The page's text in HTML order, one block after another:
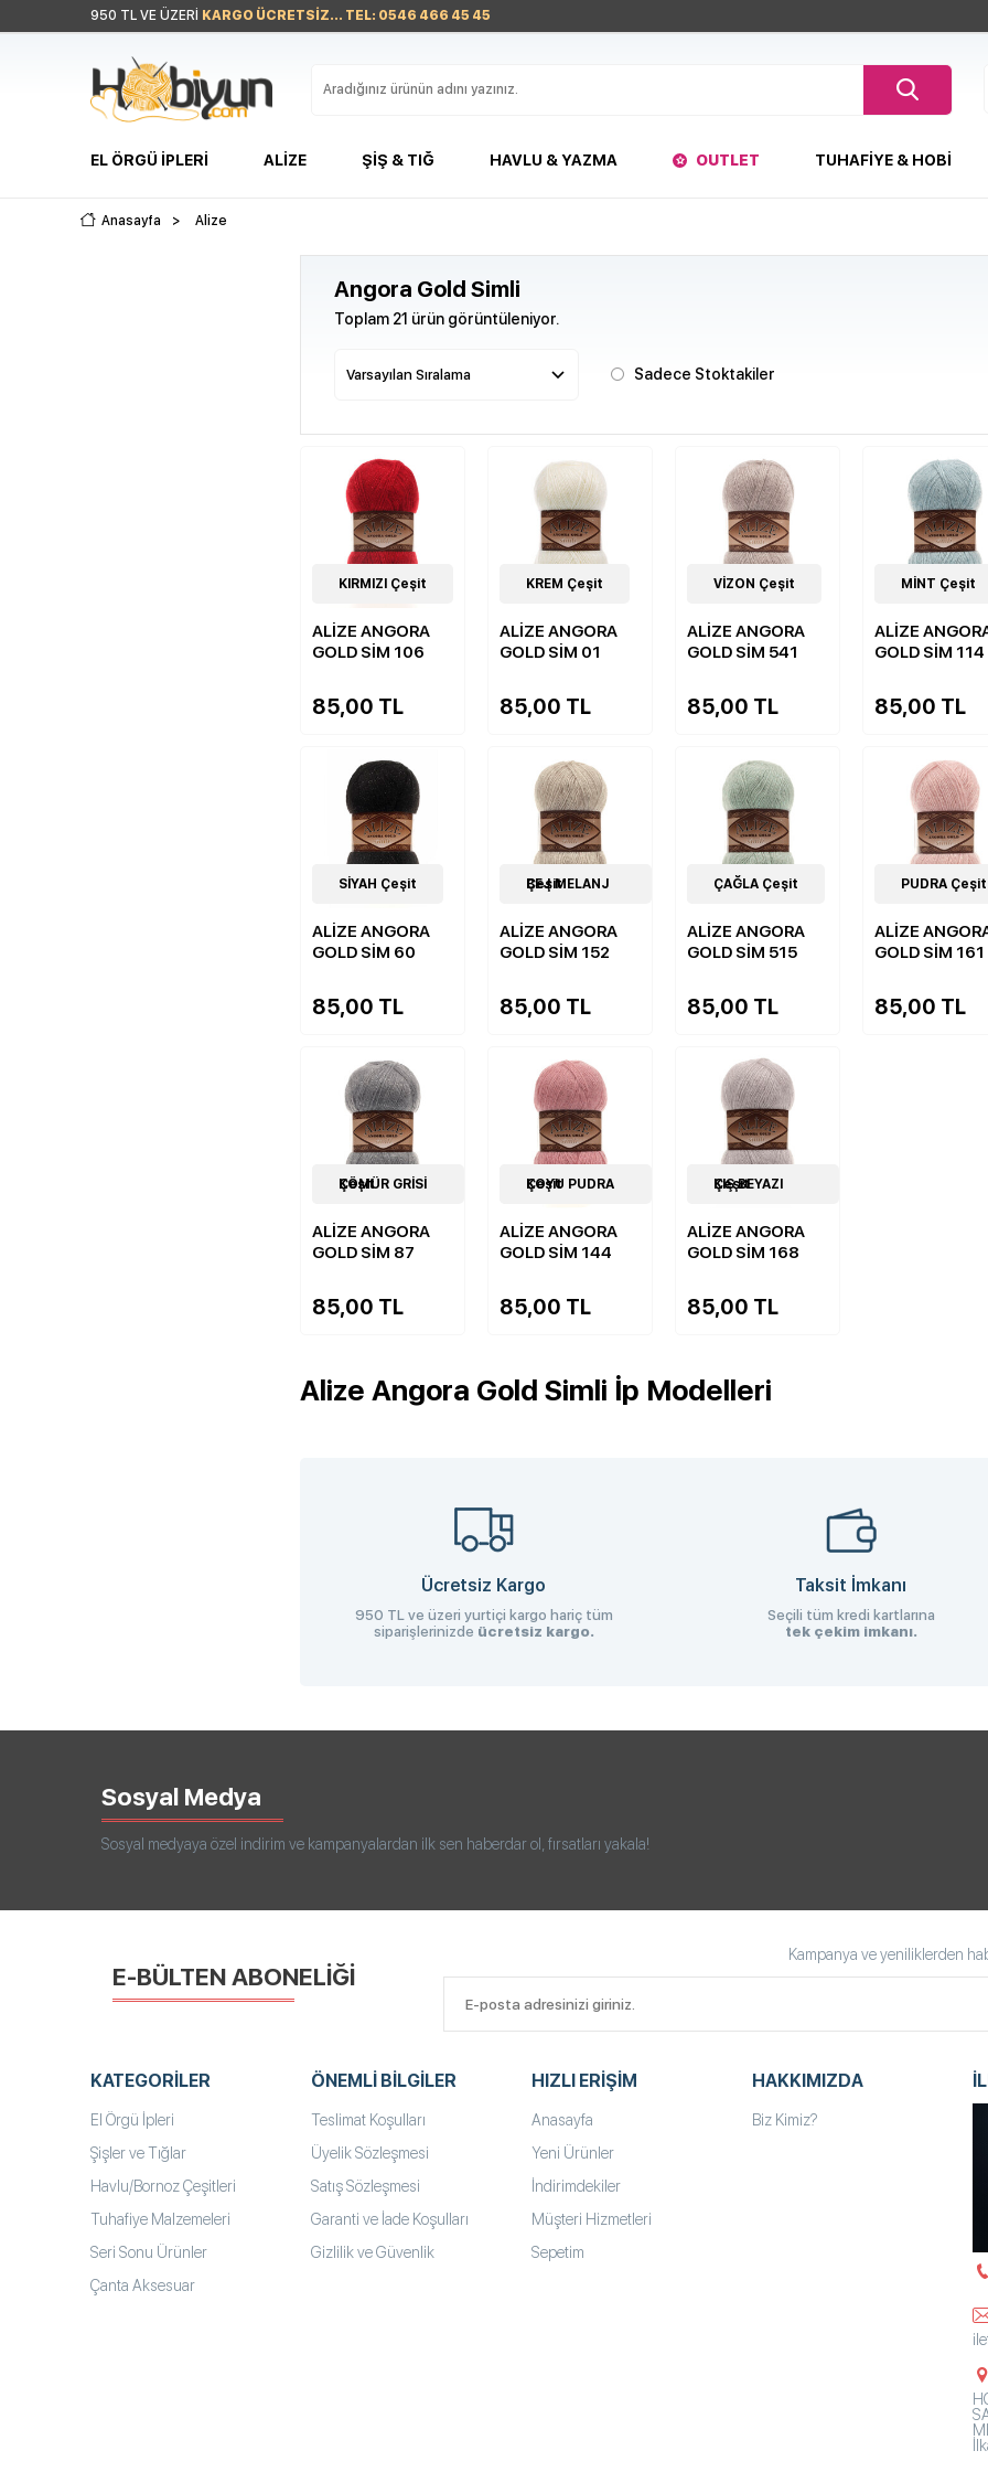
950 TL VE ÜZERİ KARGO ÜCRETSİZ... TEL: 0546 466 45 45
EL ÖRGÜ İPLERI ALIZE ŞIŞ & TIĞ HAVLU & YAZMA OUTLET TUHAFIYE & HOBI
Anasayfa > Alize
Angora Gold Simli
Toplam 21 ürün görüntüleniyor.
Sadece Stoktakiler
20Çeşit
KIRMIZI Çeşit
ALİZE ANGORA
GOLD SİM 106
85,00 TL
20Çeşit
KREM Çeşit
ALİZE ANGORA
GOLD SİM 01
85,00 TL
20Çeşit
VİZON Çeşit
ALİZE ANGORA
GOLD SİM 541
85,00 TL
20 Çeşit
MİNT Çeşit
ALİZE
GOLD SİM 114
85,00 TL
20Çeşit
SİYAH Çeşit
ALİZE ANGORA
GOLD SİM 60
85,00 TL
20Çeşit
BEJ MELANJ Çeşit
ALİZE ANGORA
GOLD SİM 152
85,00 TL
20Çeşit
ÇAĞLA Çeşit
ALİZE ANGORA
GOLD SİM 515
85,00 TL
19Çeşit
PUDRA Çeşit
ALİZE
GOLD SİM 161
85,00 TL
20Çeşit
KÖMÜR GRİSİ Çeşit
ALİZE ANGORA
GOLD SİM 87
85,00 TL
20Çeşit
KOYU PUDRA Çeşit
ALİZE ANGORA
GOLD SİM 144
85,00 TL
20Çeşit
KIŞ BEYAZI Çeşit
ALİZE ANGORA
GOLD SİM 168
85,00 TL
Alize Angora Gold Simli İp Modelleri
Ücretsiz Kargo
950 TL ve üzeri yurtiçi kargo hariç tüm
siparişlerinizde ücretsiz kargo.
Taksit İmkanı
Seçili tüm kredi kartlarına
tek çekim imkanı.
Sosyal Medya
Sosyal medyaya özel indirim ve kampanyalardan ilk sen haberdar ol, fırsatları yakala!
E-BÜLTEN ABONELİĞİ
Kampanya ve yeniliklerden
KATEGORILER
El Örgü İpleri
Şişler ve Tığlar
Havlu/Bornoz Çeşitleri
Tuhafiye Malzemeleri
Seri Sonu Ürünler
Çanta Aksesuar
ÖNEMLI BILGILER
Teslimat Koşulları
Üyelik Sözleşmesi
Satış Sözleşmesi
Garanti ve İade Koşulları
Gizlilik ve Güvenlik
HIZLI ERIŞIM
Anasayfa
Yeni Ürünler
İndirimdekiler
Müşteri Hizmetleri
Sepetim
HAKKIMIZDA
Biz Kimiz?